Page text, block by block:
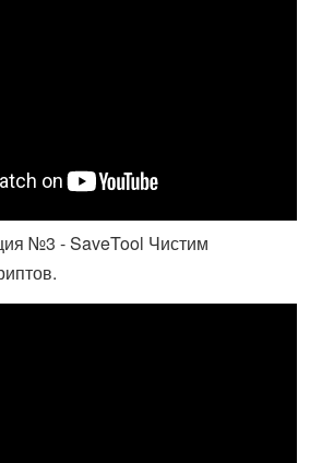
№3 - SaveTool Чистим